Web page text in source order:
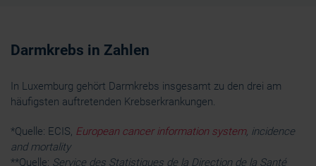
Darmkrebs in Zahlen
In Luxemburg gehört Darmkrebs insgesamt zu den drei am
häufigsten auftretenden Krebserkrankungen.
*Quelle: ECIS, European cancer information system, incidence
and mortality
**Quelle: Service des Statistiques de la Direction de la Santé